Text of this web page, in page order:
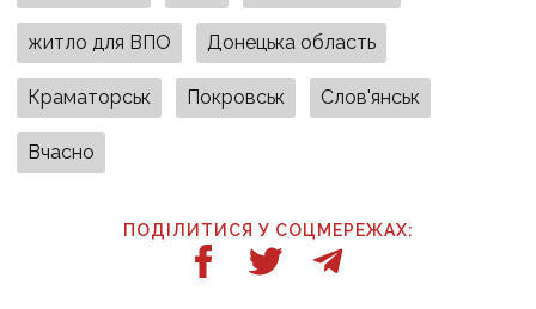
житло для ВПО Донецька область
Краматорськ Покровськ Слов'янськ
Вчасно
ПОДІЛИТИСЯ У СОЦМЕРЕЖАХ: